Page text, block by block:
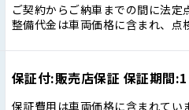
ご契約からご納車までの間に法定
整備代金は車両価格に含まれ、点
保証付:販売店保証 保証期間
保証費用は車両価格に含まれてい